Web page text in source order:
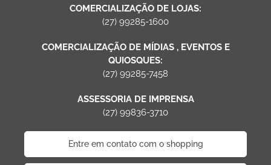
COMERCIALIZAÇÃO DE LOJAS:
(27) 99285-1600
COMERCIALIZAÇÃO DE MÍDIAS , EVENTOS E
QUIOSQUES:
(27) 99285-7458
ASSESSORIA DE IMPRENSA
(27) 99836-3710
Entre em contato com o shopping